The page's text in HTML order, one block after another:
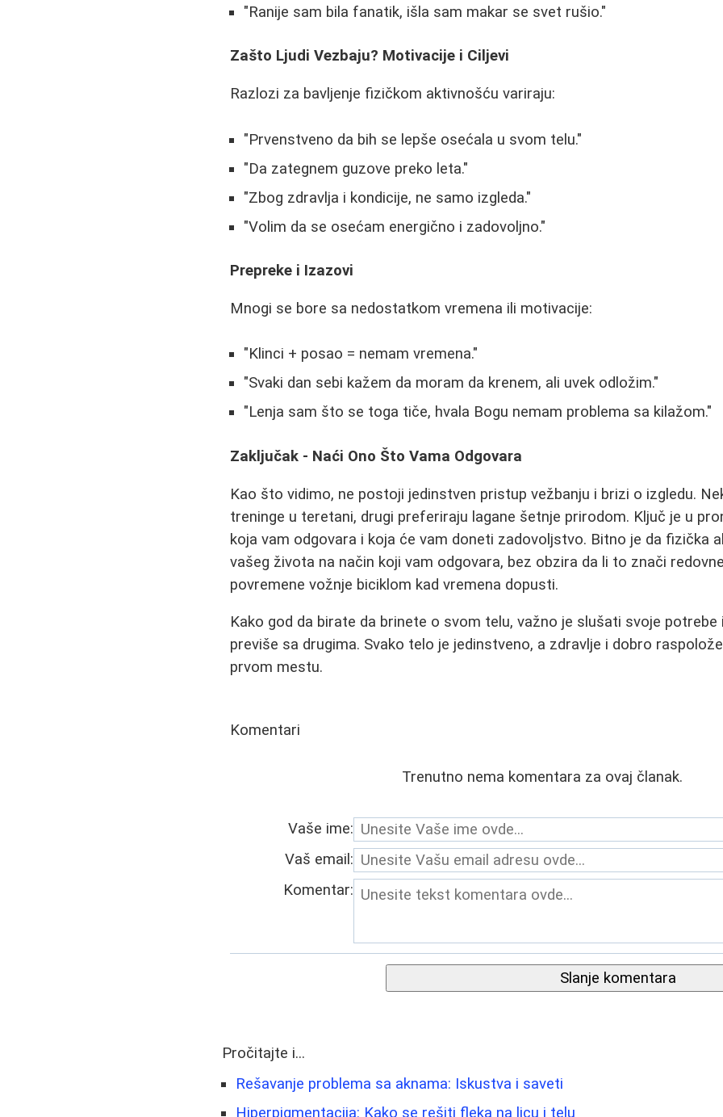
"Ranije sam bila fanatik, išla sam makar se svet rušio."
Zašto Ljudi Vezbaju? Motivacije i Ciljevi
Razlozi za bavljenje fizičkom aktivnošću variraju:
"Prvenstveno da bih se lepše osećala u svom telu."
"Da zategnem guzove preko leta."
"Zbog zdravlja i kondicije, ne samo izgleda."
"Volim da se osećam energično i zadovoljno."
Prepreke i Izazovi
Mnogi se bore sa nedostatkom vremena ili motivacije:
"Klinci + posao = nemam vremena."
"Svaki dan sebi kažem da moram da krenem, ali uvek odložim."
"Lenja sam što se toga tiče, hvala Bogu nemam problema sa kilažom."
Zaključak - Naći Ono Što Vama Odgovara
Kao što vidimo, ne postoji jedinstven pristup vežbanju i brizi o izgledu.
treninge u teretani, drugi preferiraju lagane šetnje prirodom. Ključ je u
koja vam odgovara i koja će vam doneti zadovoljstvo. Bitno je da fizička
vašeg života na način koji vam odgovara, bez obzira da li to znači
povremene vožnje biciklom kad vremena dopusti.
Kako god da birate da brinete o svom telu, važno je slušati svoje
previše sa drugima. Svako telo je jedinstveno, a zdravlje i dobro
prvom mestu.
Komentari
Trenutno nema komentara za ovaj članak.
Vaše ime:
Vaš email:
Komentar:
Slanje komentara
Pročitajte i...
Rešavanje problema sa aknama: Iskustva i saveti
Hiperpigmentacija: Kako se rešiti fleka na licu i telu